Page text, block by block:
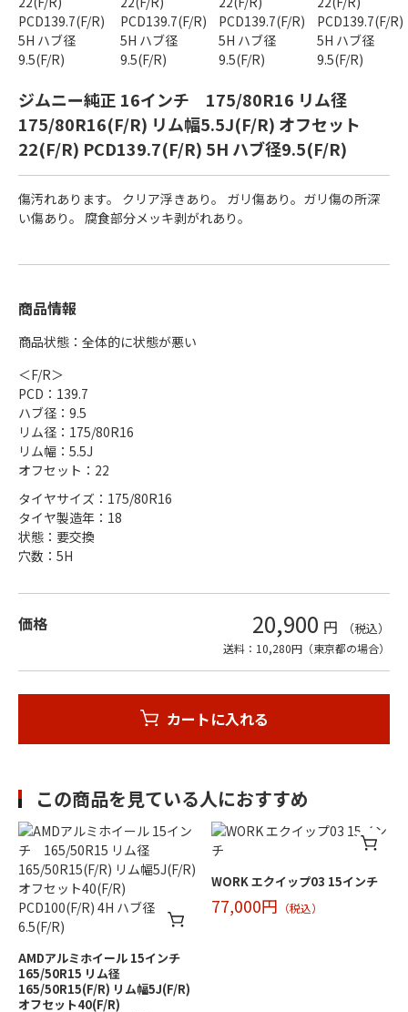
ジムニー純正 16インチ 175/80R16 リム径
175/80R16(F/R) リム幅5.5J(F/R) オフセット
22(F/R) PCD139.7(F/R) 5H ハブ径9.5(F/R)
傷汚れあります。 クリア浮きあり。 ガリ傷あり。ガリ傷の所深
い傷あり。 腐食部分メッキ剥がれあり。
商品情報
商品状態：全体的に状態が悪い
＜F/R＞
PCD：139.7
ハブ径：9.5
リム径：175/80R16
リム幅：5.5J
オフセット：22
タイヤサイズ：175/80R16
タイヤ製造年：18
状態：要交換
穴数：5H
価格 20,900 円 （税込）
送料：10,280円（東京都の場合）
カートに入れる
この商品を見ている人におすすめ
AMDアルミホイール 15インチ
165/50R15 リム径
165/50R15(F/R) リム幅5J(F/R)
オフセット40(F/R)
WORK エクイップ03 15インチ
77,000円 （税込）